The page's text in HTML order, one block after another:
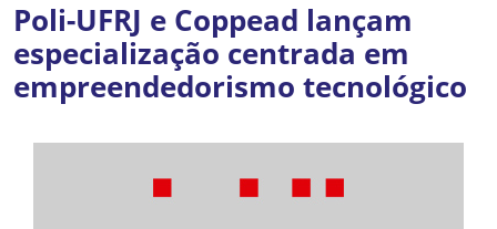
Poli-UFRJ e Coppead lançam
especialização centrada em
empreendedorismo tecnológico